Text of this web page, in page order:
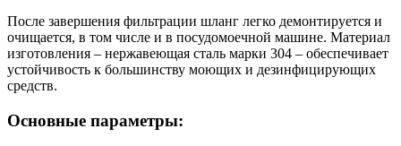
После завершения фильтрации шланг легко демонтируется и
очищается, в том числе и в посудомоечной машине. Материал
изготовления – нержавеющая сталь марки 304 – обеспечивает
устойчивость к большинству моющих и дезинфицирующих
средств.
Основные параметры: